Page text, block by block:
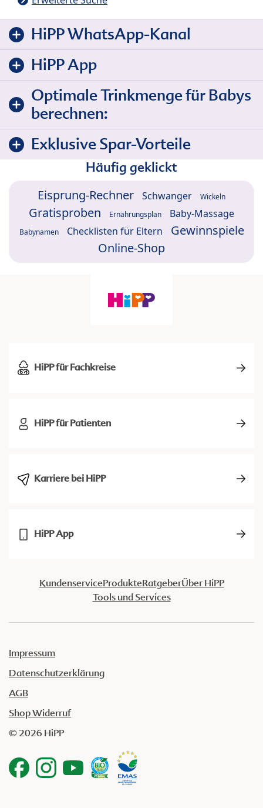
HiPP WhatsApp-Kanal
HiPP App
Optimale Trinkmenge für Babys
berechnen:
Exklusive Spar-Vorteile
Häufig geklickt
Eisprung-Rechner Schwanger Wickeln
Gratisproben Ernährungsplan Baby-Massage
Babynamen Checklisten für Eltern
Gewinnspiele
Online-Shop
HiPP für Fachkreise
HiPP für Patienten
Karriere bei HiPP
HiPP App
KundenserviceProdukteRatgeberÜber HiPP
Tools und Services
Impressum
Datenschutzerklärung
AGB
Shop Widerruf
© 2026 HiPP